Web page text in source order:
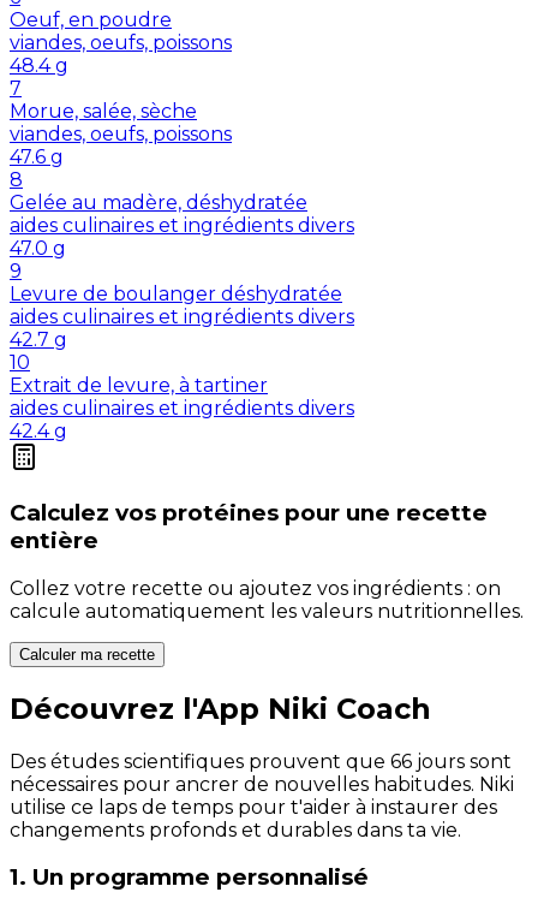
Oeuf, en poudre
viandes, oeufs, poissons
48.4 g
7
Morue, salée, sèche
viandes, oeufs, poissons
47.6 g
8
Gelée au madère, déshydratée
aides culinaires et ingrédients divers
47.0 g
9
Levure de boulanger déshydratée
aides culinaires et ingrédients divers
42.7 g
10
Extrait de levure, à tartiner
aides culinaires et ingrédients divers
42.4 g
Calculez vos protéines pour une recette
entière
Collez votre recette ou ajoutez vos ingrédients : on
calcule automatiquement les valeurs nutritionnelles.
Calculer ma recette
Découvrez l'App Niki Coach
Des études scientifiques prouvent que 66 jours sont
nécessaires pour ancrer de nouvelles habitudes. Niki
utilise ce laps de temps pour t'aider à instaurer des
changements profonds et durables dans ta vie.
1. Un programme personnalisé